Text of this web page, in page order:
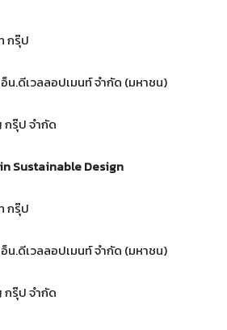
กรุ๊ป
น.ดีเวลลอปเมนท์ จํากัด (มหาชน)
กรุ๊ป จำกัด
in Sustainable Design
กรุ๊ป
น.ดีเวลลอปเมนท์ จํากัด (มหาชน)
กรุ๊ป จำกัด